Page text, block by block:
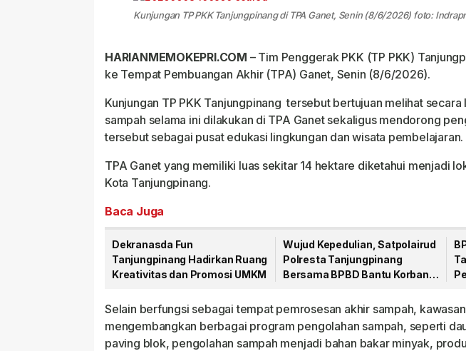
Kunjungan TP PKK Tanjungpinang di TPA Ganet, Senin (8/6/2026) foto:
HARIANMEMOKEPRI.COM – Tim Penggerak PKK (TP PKK)
ke Tempat Pembuangan Akhir (TPA) Ganet, Senin (8/6/2026).
Kunjungan TP PKK Tanjungpinang tersebut bertujuan melihat
sampah selama ini dilakukan di TPA Ganet sekaligus mendorong
tersebut sebagai pusat edukasi lingkungan dan wisata pembelajaran.
TPA Ganet yang memiliki luas sekitar 14 hektare diketahui menjadi
Kota Tanjungpinang.
Baca Juga
Dekranasda Fun
Tanjungpinang Hadirkan Ruang
Kreativitas dan Promosi UMKM
Wujud Kepedulian, Satpolairud
Polresta Tanjungpinang
Bersama BPBD Bantu Korban
Selain berfungsi sebagai tempat pemrosesan akhir sampah,
mengembangkan berbagai program pengolahan sampah, seperti
paving blok, pengolahan sampah menjadi bahan bakar minyak,